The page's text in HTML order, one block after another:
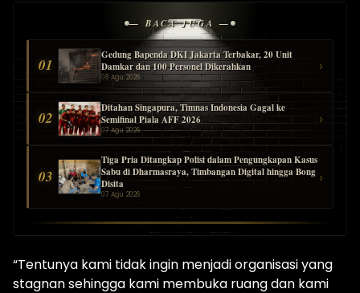
— BACA JUGA —
01
Gedung Bapenda DKI Jakarta Terbakar, 20 Unit
Damkar dan 100 Personel Dikerahkan
08 Agu 2026
›
02
Ditahan Singapura, Timnas Indonesia Gagal ke
Semifinal Piala AFF 2026
07 Agu 2026
›
03
Tiga Pria Ditangkap Polisi dalam Pengungkapan Kasus
Sabu di Dharmasraya, Timbangan Digital hingga Bong
Disita
07 Agu 2026
›
“Tentunya kami tidak ingin menjadi organisasi yang
stagnan sehingga kami membuka ruang dan kami